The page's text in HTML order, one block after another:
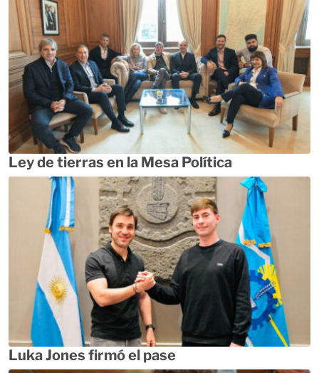
Ley de tierras en la Mesa Política
Luka Jones firmó el pase